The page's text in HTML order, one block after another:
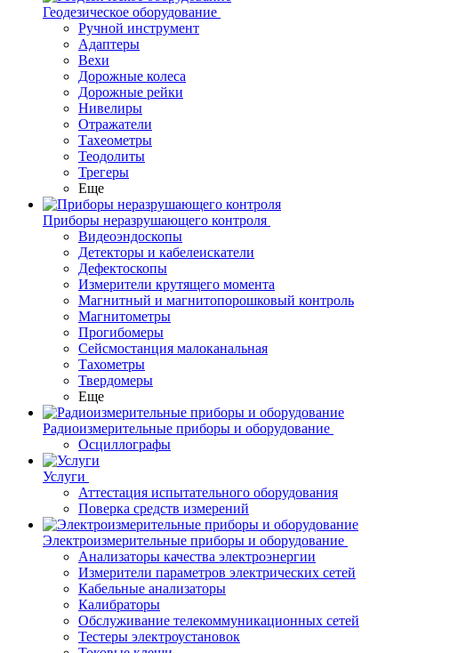
Геодезическое оборудование
Ручной инструмент
Адаптеры
Вехи
Дорожные колеса
Дорожные рейки
Нивелиры
Отражатели
Тахеометры
Теодолиты
Трегеры
Еще
Приборы неразрушающего контроля
Видеоэндоскопы
Детекторы и кабелеискатели
Дефектоскопы
Измерители крутящего момента
Магнитный и магнитопорошковый контроль
Магнитометры
Прогибомеры
Сейсмостанция малоканальная
Тахометры
Твердомеры
Еще
Радиоизмерительные приборы и оборудование
Осциллографы
Услуги
Аттестация испытательного оборудования
Поверка средств измерений
Электроизмерительные приборы и оборудование
Анализаторы качества электроэнергии
Измерители параметров электрических сетей
Кабельные анализаторы
Калибраторы
Обслуживание телекоммуникационных сетей
Тестеры электроустановок